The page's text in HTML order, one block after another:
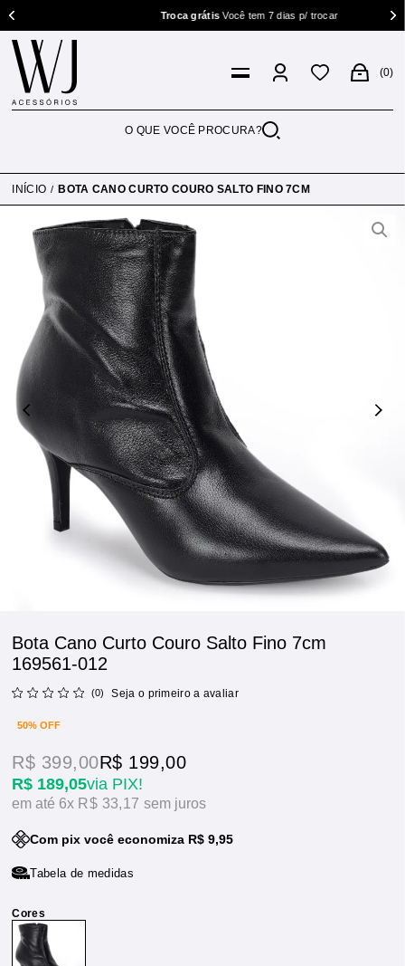
Troca grátisVocê tem 7 dias p/ trocar
0
INÍCIO BOTA CANO CURTO COURO SALTO FINO 7CM
Bota Cano Curto Couro Salto Fino 7cm
169561-012
(0) Seja o primeiro a avaliar
50% OFF
R$ 189,05via PIX!
R$ 399,00R$ 199,00
6x R$ 33,17sem juros
Com pix você economiza R$ 9,95
Tabela de medidas